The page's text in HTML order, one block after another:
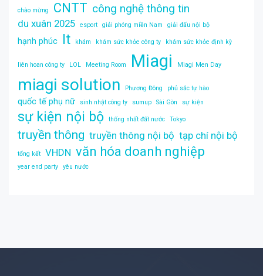
chào mừng CNTT công nghệ thông tin
du xuân 2025 esport giải phóng miền Nam giải đấu nội bộ
hạnh phúc It khám khám sức khỏe công ty khám sức khỏe định kỳ
liên hoan công ty LOL Meeting Room Miagi Miagi Men Day
miagi solution Phương Đông phủ sắc tự hào
quốc tế phụ nữ sinh nhật công ty sumup Sài Gòn sự kiện
sự kiện nội bộ thống nhất đất nước Tokyo
truyền thông truyền thông nội bộ tạp chí nội bộ
tổng kết VHDN văn hóa doanh nghiệp
year end party yêu nước